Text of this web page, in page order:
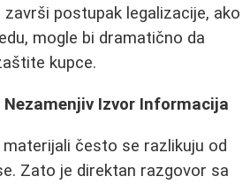
postupak legalizacije, ako
mogle bi dramatično da
kupce.
Izvor Informacija
često se razlikuju od
Zato je direktan razgovor sa